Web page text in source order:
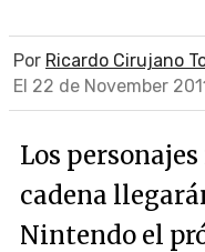
Por Ricardo Cirujano
El 22 de November
Los
cadena
Nintendo el